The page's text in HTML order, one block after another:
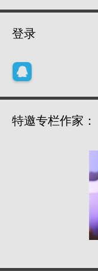
登录
特邀专栏作家：